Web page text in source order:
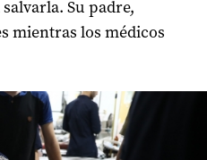
Su padre,
mientras los médicos